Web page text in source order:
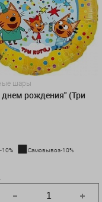
шары
днем рождения" (Три
10% Самовывоз-10%